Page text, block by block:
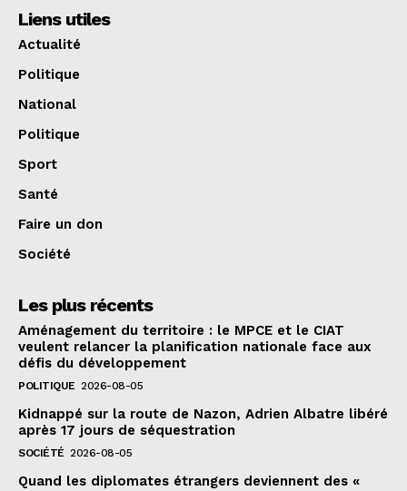
Liens utiles
Actualité
Politique
National
Politique
Sport
Santé
Faire un don
Société
Les plus récents
Aménagement du territoire : le MPCE et le CIAT
veulent relancer la planification nationale face aux
défis du développement
POLITIQUE 2026-08-05
Kidnappé sur la route de Nazon, Adrien Albatre libéré
après 17 jours de séquestration
SOCIÉTÉ 2026-08-05
Quand les diplomates étrangers deviennent des «